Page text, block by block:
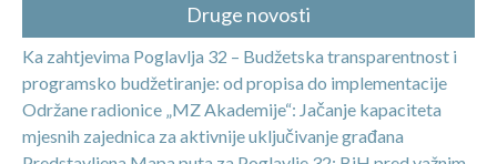
Druge novosti
Ka zahtjevima Poglavlja 32 – Budžetska transparentnost i
programsko budžetiranje: od propisa do implementacije
Održane radionice „MZ Akademije“: Jačanje kapaciteta
mjesnih zajednica za aktivnije uključivanje građana